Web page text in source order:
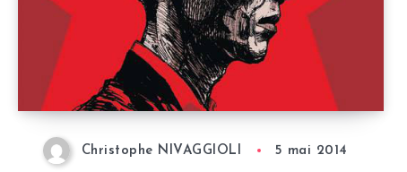
Christophe NIVAGGIOLI 5 mai 2014